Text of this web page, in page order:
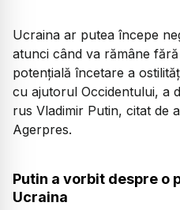
Ucraina ar putea începe
atunci când va rămâne
potenţială încetare a
cu ajutorul Occidentului, a
rus Vladimir Putin, citat de
Agerpres.
Putin a vorbit despre o
Ucraina